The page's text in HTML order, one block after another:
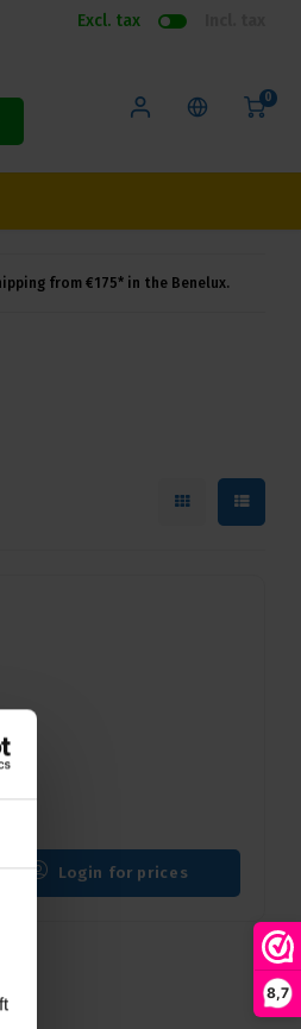
8,7
Excl. tax
0
from €175* in the Benelux.
Login for prices